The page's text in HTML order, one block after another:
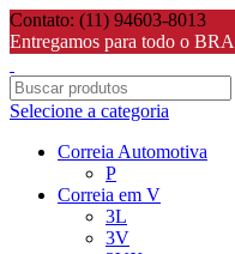
Contato: (11) 94603-8013
Entregamos para todo o
Selecione a categoria
Correia Automotiva
P
Correia em V
3L
3V